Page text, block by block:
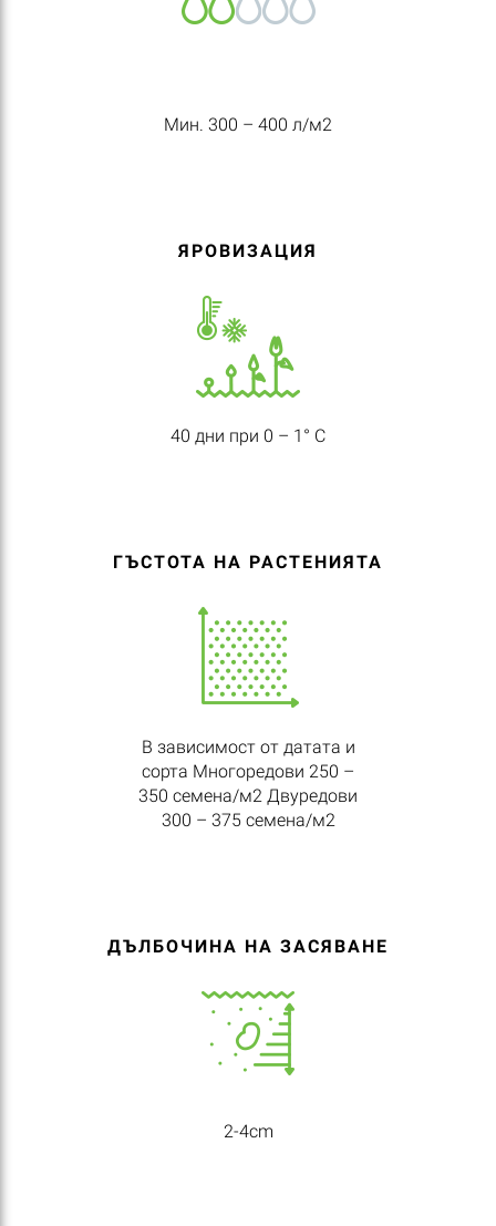
Мин. 300 – 400 л/м2
ЯРОВИЗАЦИЯ
40 дни при 0 – 1° C
ГЪСТОТА НА РАСТЕНИЯТА
В зависимост от датата и
сорта Многоредови 250 –
350 семена/м2 Двуредови
300 – 375 семена/м2
ДЪЛБОЧИНА НА ЗАСЯВАНЕ
2-4cm